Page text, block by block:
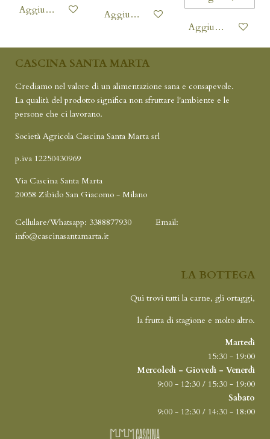
Aggiungi al carrello Aggiungi al carrello
Aggiungi al carrello
CASCINA SANTA MARTA
Crediamo nel valore di un alimentazione sana e consapevole.
La qualità del prodotto significa non sfruttare l'ambiente e le
persone che ci lavorano.
Società Agricola Cascina Santa Marta srl
p.iva 12250430969
Via Cascina Santa Marta
20058 Zibido San Giacomo - Milano
Cellulare/Whatsapp: 3388877930 Email:
info@cascinasantamarta.it
LA BOTTEGA
Qui trovi tutti la carne, gli ortaggi,
la frutta di stagione e molto altro.
Martedì
15:30 - 19:00
Mercoledì - Giovedì - Venerdì
9:00 - 12:30 / 15:30 - 19:00
Sabato
9:00 - 12:30 / 14:30 - 18:00